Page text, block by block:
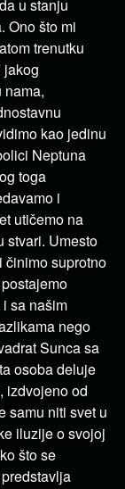
u stanju
Ono što mi
trenutku
jakog
nama,
kao jedinu
Neptuna
toga
i
utičemo na
stvari. Umesto
činimo suprotno
sa našim
nego
Sunca sa
osoba deluje
izdvojeno od
samu niti svet u
iluzije o svojoj
što se